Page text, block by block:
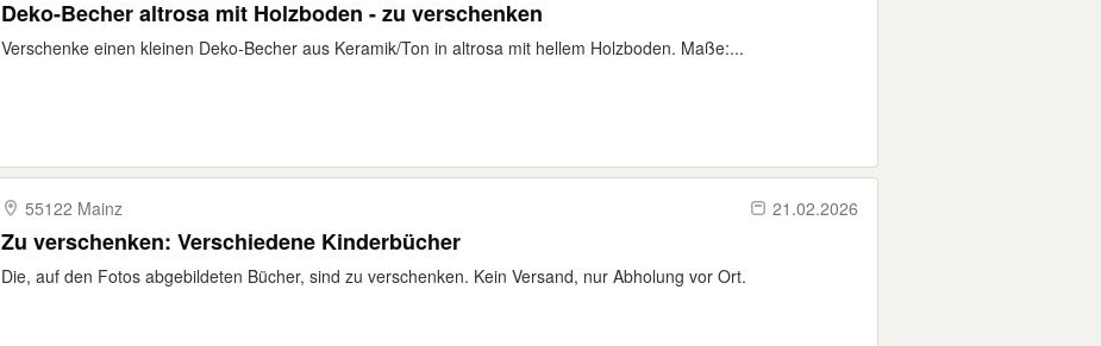
Deko-Becher altrosa mit Holzboden - zu verschenken
Verschenke einen kleinen Deko-Becher aus Keramik/Ton in altrosa mit hellem Holzboden. Maße:...
55122 Mainz 21.02.2026
Zu verschenken: Verschiedene Kinderbücher
Die, auf den Fotos abgebildeten Bücher, sind zu verschenken. Kein Versand, nur Abholung vor Ort.